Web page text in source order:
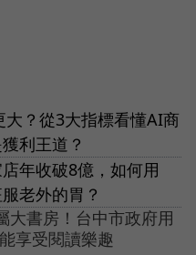
？從3大指標看懂AI商
利王道？
年收破8億，如何用
老外的胃？
大書房！台中市政府用
享受閱讀樂趣